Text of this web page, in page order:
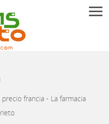
precio francia - La farmacia